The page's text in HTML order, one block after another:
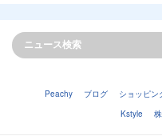
Peachy ブログ ショッピン
Kstyle